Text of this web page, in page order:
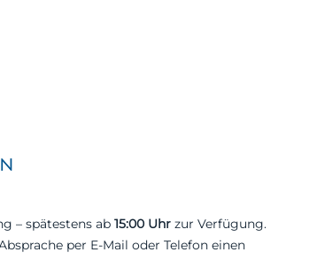
– spätestens ab 15:00 Uhrzur Verfügung.
per E-Mail oder Telefon einen